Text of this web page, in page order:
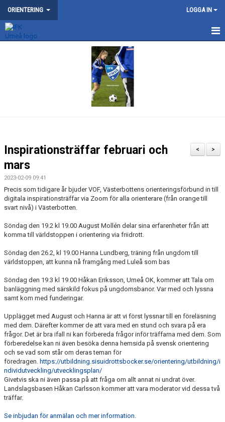
ORIENTERING LOGGA IN
OM ORIENTERINGSSEKTIONEN
MOTION
UNGDOM
TÄVLING
DOKUMENT
VANLIGA FRÅGOR
>
<
Inspirationsträffar februari och
mars
2023-02-09 09:41
Precis som tidigare år bjuder VOF, Västerbottens orienteringsförbund in till
digitala inspirationsträffar via Zoom för alla orienterare (från orange till
svart nivå) i Västerbotten.
Söndag den 19.2 kl 19.00 August Mollén delar sina erfarenheter från att
komma till världstoppen i orientering via friidrott.
Söndag den 26.2, kl 19.00 Hanna Lundberg, träning från ungdom till
världstoppen, att kunna nå framgång med Luleå som bas
Söndag den 19.3 kl 19.00 Håkan Eriksson, Umeå OK, kommer att Tala om
banläggning med särskild fokus på ungdomsbanor. Var med och lyssna
samt kom med funderingar.
Upplägget med August och Hanna är att vi först lyssnar till en föreläsning
med dem. Därefter kommer de att vara med en stund och svara på era
frågor. Det är bra ifall ni kan förbereda frågor inför träffarna med dem. Som
förberedelse kan ni även besöka denna hemsida på svensk orientering
och se vad som står om deras teman för
föredragen. https://utbildning.sisuidrottsbocker.se/orientering/utbildning/i
ndividutveckling/utvecklingsplan/
Givetvis ska ni även passa på att fråga om allt annat ni undrat över.
Landslagsbasen Håkan Carlsson kommer att vara moderator vid dessa två
träffar.
Se inbjudan för anmälan och mer information.